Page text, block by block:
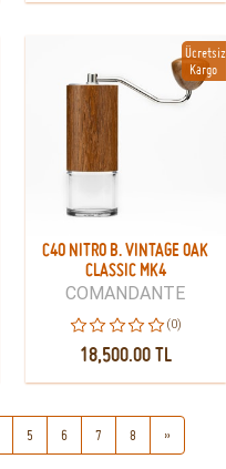
Ücretsiz
Kargo
C40 NITRO B. VINTAGE OAK
CLASSIC MK4
COMANDANTE
(0)
18,500.00 TL
5 6 7 8 »